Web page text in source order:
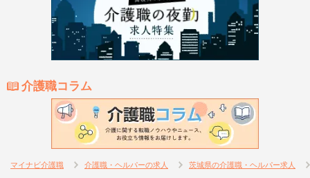
介護職コラム
マイナビ介護職 介護職・ヘルパーの求人 茨城県の介護職・ヘルパー求人